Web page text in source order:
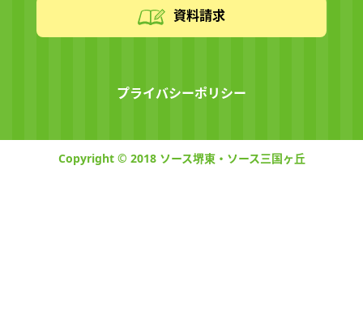
資料請求
プライバシーポリシー
Copyright © 2018 ソース堺東・ソース三国ヶ丘